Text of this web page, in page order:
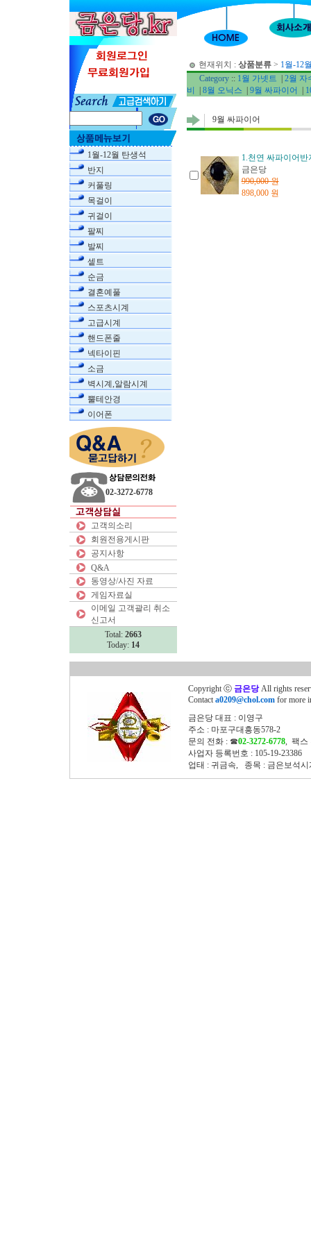
1월-12월 탄생석
반지
커풀링
목걸이
귀걸이
팔찌
발찌
셑트
순금
결혼예풀
스포츠시계
고급시계
핸드폰줄
넥타이핀
소금
벽시계,알람시계
뿔테안경
이어폰
02-3272-6778
고객의소리
회원전용게시판
공지사항
Q&A
동영상/사진 자료
게임자료실
이메일 고객괄리 취소
신고서
Total: 2663
Today: 14
현재위치 : 상품분류> 1월-12
Category:: 1월 가넷트
2월 자
비
8월 오닉스 9월 싸파이어
9월 싸파이어
1.천연 싸파이어반
금은당
990,000 원
898,000 원
Copyright ⓒ 금은당All rights
Contact a0209@chol.com for more
금은당 대표 : 이영구
주소 : 마포구대흥동578-2
문의 전화 : ☎02-3272-6778, 팩스
사업자 등록번호 : 105-19-23386
업태 : 귀금속, 종목 : 금은보석시